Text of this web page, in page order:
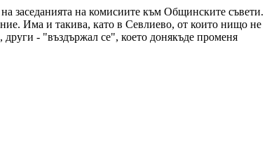
заседанията на комисиите към Общинските съвети.
Има и такива, като в Севлиево, от които нищо не
- "въздържал се", което донякъде променя